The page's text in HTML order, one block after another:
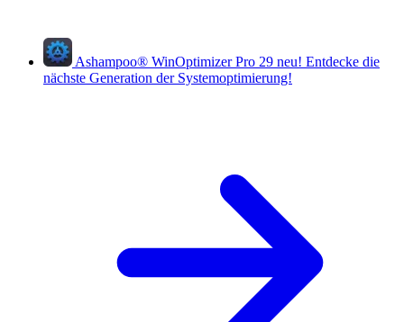
Ashampoo® WinOptimizer Pro 29 neu! Entdecke die
nächste Generation der Systemoptimierung!